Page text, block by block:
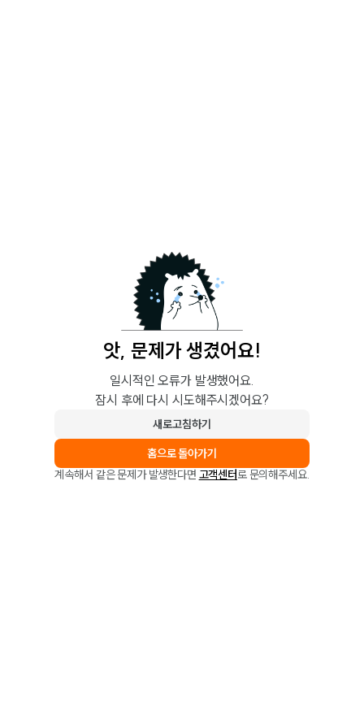
앗, 문제가 생겼어요!
일시적인 오류가 발생했어요.
잠시 후에 다시 시도해주시겠어요?
새로고침하기
홈으로 돌아가기
계속해서 같은 문제가 발생한다면 고객센터로 문의해주세요.